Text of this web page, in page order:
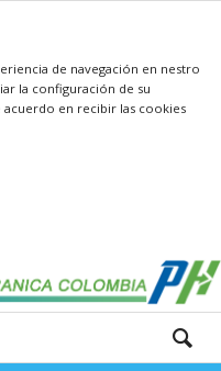
de navegación en nestro
la configuración de su
acuerdo en recibir las cookies